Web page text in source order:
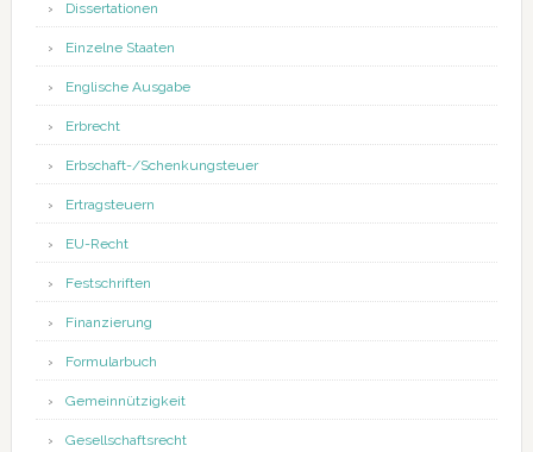
Dissertationen
Einzelne Staaten
Englische Ausgabe
Erbrecht
Erbschaft-/Schenkungsteuer
Ertragsteuern
EU-Recht
Festschriften
Finanzierung
Formularbuch
Gemeinnützigkeit
Gesellschaftsrecht